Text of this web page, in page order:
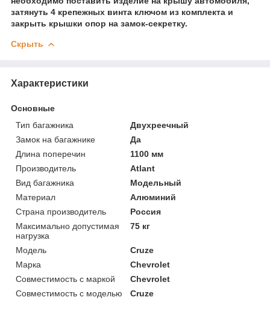
затянуть 4 крепежных винта ключом из комплекта и
закрыть крышки опор на замок-секретку.
Скрыть
Характеристики
Основные
Тип багажника
Двухреечный
Замок на багажнике
Да
Длина поперечин
1100 мм
Производитель
Atlant
Вид багажника
Модельный
Материал
Алюминий
Страна производитель
Россия
Максимально допустимая
нагрузка
75 кг
Модель
Cruze
Марка
Chevrolet
Совместимость с маркой
Chevrolet
Совместимость с моделью
Cruze